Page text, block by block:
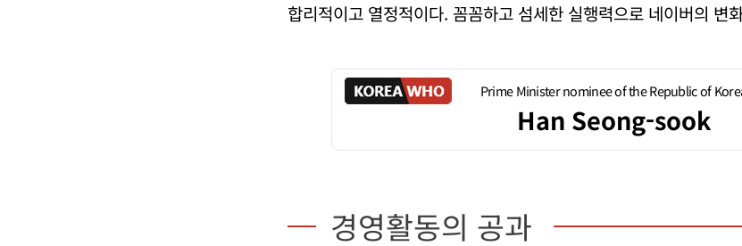
합리적이고 열정적이다. 꼼꼼하고 섬세한 실행력으로 네이버의 변
Prime Minister nominee of the Republic of
Han Seong-sook
경영활동의 공과